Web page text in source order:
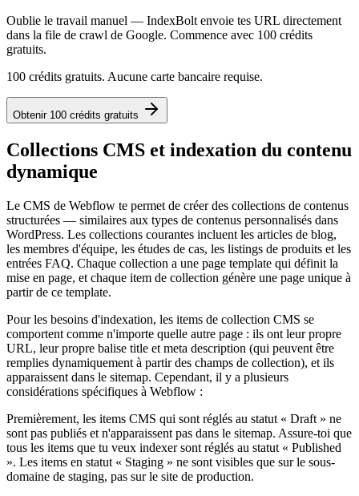
Oublie le travail manuel — IndexBolt envoie tes URL directement
dans la file de crawl de Google. Commence avec 100 crédits
gratuits.
100 crédits gratuits. Aucune carte bancaire requise.
Obtenir 100 crédits gratuits
Collections CMS et indexation du contenu
dynamique
Le CMS de Webflow te permet de créer des collections de contenus
structurées — similaires aux types de contenus personnalisés dans
WordPress. Les collections courantes incluent les articles de blog,
les membres d'équipe, les études de cas, les listings de produits et les
entrées FAQ. Chaque collection a une page template qui définit la
mise en page, et chaque item de collection génère une page unique à
partir de ce template.
Pour les besoins d'indexation, les items de collection CMS se
comportent comme n'importe quelle autre page : ils ont leur propre
URL, leur propre balise title et meta description (qui peuvent être
remplies dynamiquement à partir des champs de collection), et ils
apparaissent dans le sitemap. Cependant, il y a plusieurs
considérations spécifiques à Webflow :
Premièrement, les items CMS qui sont réglés au statut « Draft » ne
sont pas publiés et n'apparaissent pas dans le sitemap. Assure-toi que
tous les items que tu veux indexer sont réglés au statut « Published
». Les items en statut « Staging » ne sont visibles que sur le sous-
domaine de staging, pas sur le site de production.